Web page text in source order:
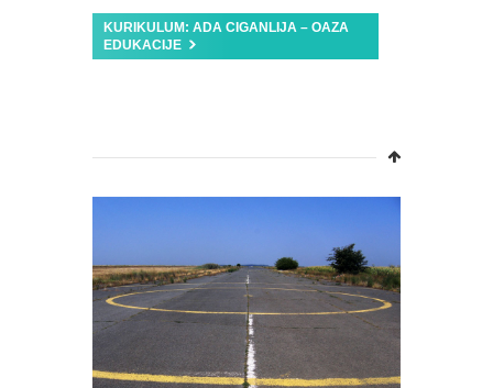
KURIKULUM: ADA CIGANLIJA – OAZA
EDUKACIJE